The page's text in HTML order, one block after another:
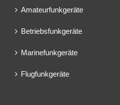
Amateurfunkgeräte
Betriebsfunkgeräte
Marinefunkgeräte
Flugfunkgeräte